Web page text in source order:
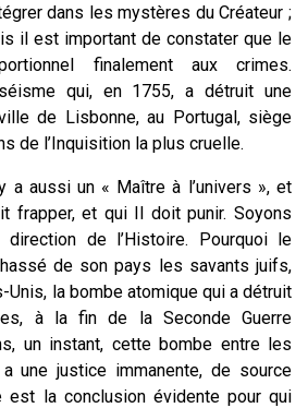
dans les mystères du Créateur ;
il est important de constater que le
finalement aux crimes.
qui, en 1755, a détruit une
de Lisbonne, au Portugal, siège
de l’Inquisition la plus cruelle.
a aussi un « Maître à l’univers », et
frapper, et qui Il doit punir. Soyons
de l’Histoire. Pourquoi le
de son pays les savants juifs,
Unis, la bombe atomique qui a détruit
à la fin de la Seconde Guerre
un instant, cette bombe entre les
une justice immanente, de source
est la conclusion évidente pour qui